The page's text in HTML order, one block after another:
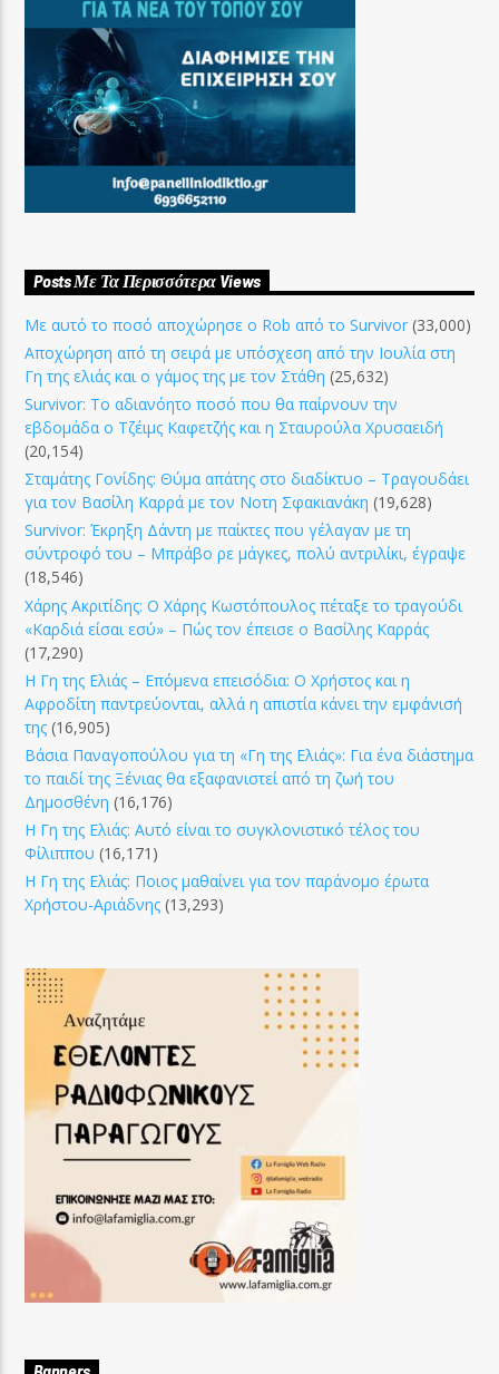
Posts Με Τα Περισσότερα Views
Με αυτό το ποσό αποχώρησε ο Rob από το Survivor (33,000)
Αποχώρηση από τη σειρά με υπόσχεση από την Ιουλία στη
Γη της ελιάς και ο γάμος της με τον Στάθη (25,632)
Survivor: Το αδιανόητο ποσό που θα παίρνουν την
εβδομάδα ο Τζέιμς Καφετζής και η Σταυρούλα Χρυσαειδή
(20,154)
Σταμάτης Γονίδης: Θύμα απάτης στο διαδίκτυο – Τραγουδάει
για τον Βασίλη Καρρά με τον Νοτη Σφακιανάκη (19,628)
Survivor: Έκρηξη Δάντη με παίκτες που γέλαγαν με τη
σύντροφό του – Μπράβο ρε μάγκες, πολύ αντριλίκι, έγραψε
(18,546)
Χάρης Ακριτίδης: Ο Χάρης Κωστόπουλος πέταξε το τραγούδι
«Καρδιά είσαι εσύ» – Πώς τον έπεισε ο Βασίλης Καρράς
(17,290)
Η Γη της Ελιάς – Επόμενα επεισόδια: Ο Χρήστος και η
Αφροδίτη παντρεύονται, αλλά η απιστία κάνει την εμφάνισή
της (16,905)
Βάσια Παναγοπούλου για τη «Γη της Ελιάς»: Για ένα διάστημα
το παιδί της Ξένιας θα εξαφανιστεί από τη ζωή του
Δημοσθένη (16,176)
Η Γη της Ελιάς: Αυτό είναι το συγκλονιστικό τέλος του
Φίλιππου (16,171)
Η Γη της Ελιάς: Ποιος μαθαίνει για τον παράνομο έρωτα
Χρήστου-Αριάδνης (13,293)